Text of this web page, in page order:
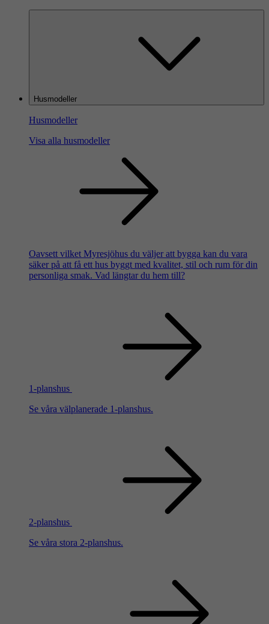
Husmodeller
Husmodeller
Visa alla husmodeller
Oavsett vilket Myresjöhus du väljer att bygga kan du vara
säker på att få ett hus byggt med kvalitet, stil och rum för din
personliga smak. Vad längtar du hem till?
1-planshus
Se våra välplanerade 1-planshus.
2-planshus
Se våra stora 2-planshus.